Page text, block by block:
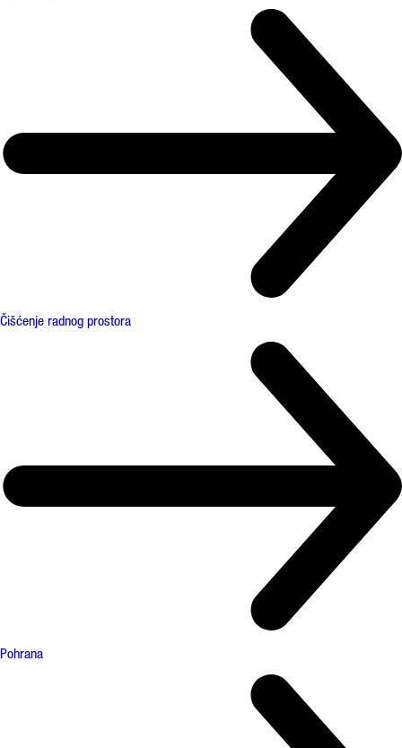
Čišćenje radnog prostora
Pohrana